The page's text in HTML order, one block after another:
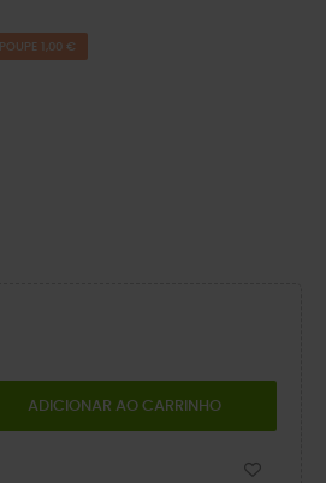
POUPE 1,00 €
ADICIONAR AO CARRINHO